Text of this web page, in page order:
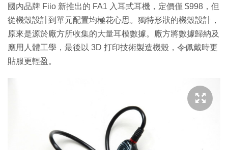
國內品牌 Fiio 新推出的 FA1 入耳式耳機，定價僅 $998，但
從機殼設計到單元配置均極花心思。獨特形狀的機殼設計，
原來是源於廠方所收集的大量耳模數據。廠方將數據歸納及
應用人體工學，最後以 3D 打印技術製造機殼，令佩戴時更
貼服更輕盈。